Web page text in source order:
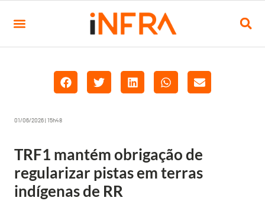
01/06/2026 | 15h48
TRF1 mantém obrigação de
regularizar pistas em terras
indígenas de RR